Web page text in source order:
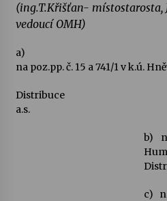
(ing.T.Křišťan- místostarosta,
vedoucí OMH)
a)
na poz.pp. č. 15 a 741/1 v k.ú.
Distribuce
a.s.
b)
c)